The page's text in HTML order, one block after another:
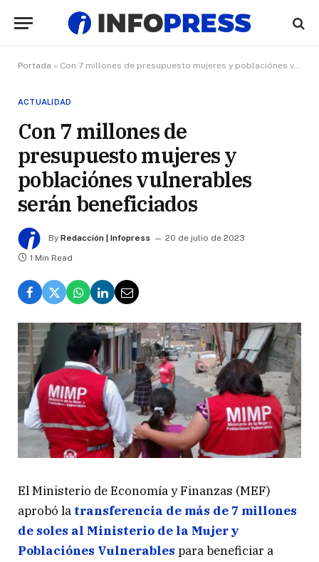
Portada » Con 7 millones de presupuesto mujeres y poblaciónes vulnerables serán beneficiados
ACTUALIDAD
Con 7 millones de
presupuesto mujeres y
poblaciónes vulnerables
serán beneficiados
By Redacción | Infopress
20 de julio de 2023
1 Min Read
El Ministerio de Economía y Finanzas (MEF)
aprobó la transferencia de más de 7 millones
de soles al Ministerio de la Mujer y
Poblaciónes Vulnerables para beneficiar a